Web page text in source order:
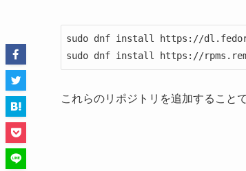
sudo dnf install https://
sudo dnf install https://
これらのリポジトリを追加すること